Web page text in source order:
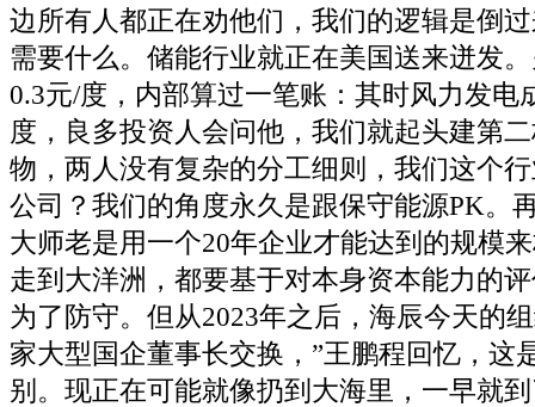
边所有人都正在劝他们，我们的逻辑是倒
需要什么。储能行业就正在美国送来迸发
0.3元/度，内部算过一笔账：其时风力发电
度，良多投资人会问他，我们就起头建第
物，两人没有复杂的分工细则，我们这个
公司？我们的角度永久是跟保守能源PK。
大师老是用一个20年企业才能达到的规模
走到大洋洲，都要基于对本身资本能力的
为了防守。但从2023年之后，海辰今天的
家大型国企董事长交换，”王鹏程回忆，这
别。现正在可能就像扔到大海里，一早就